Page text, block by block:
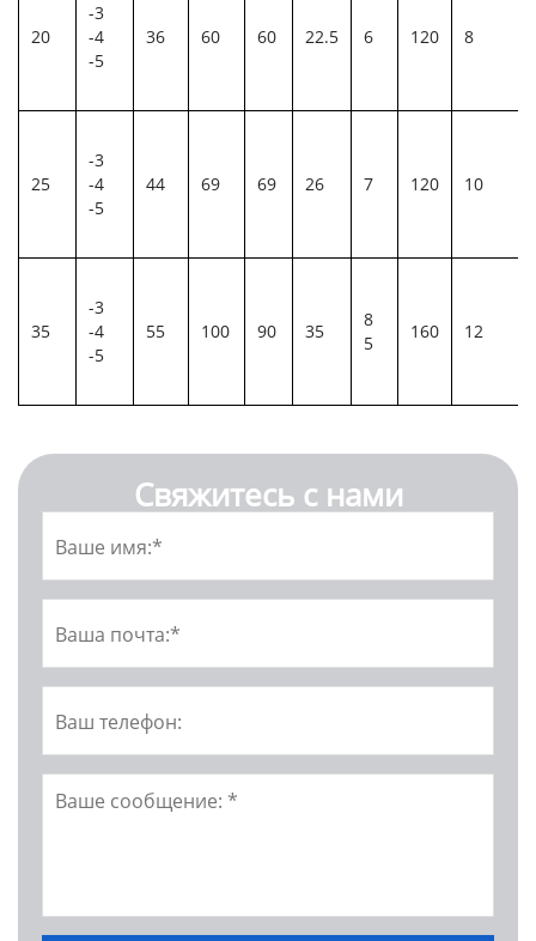
20
-3
-4
-5
36 60 60 22.5 6 120 8
25
-3
-4
-5
44 69 69 26 7 120 10
35
-3
-4
-5
55 100 90 35
8
5
160 12
Свяжитесь с нами